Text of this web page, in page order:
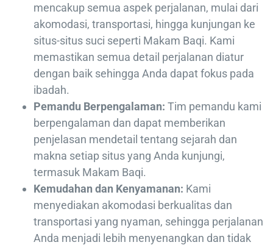
mencakup semua aspek perjalanan, mulai dari
akomodasi, transportasi, hingga kunjungan ke
situs-situs suci seperti Makam Baqi. Kami
memastikan semua detail perjalanan diatur
dengan baik sehingga Anda dapat fokus pada
ibadah.
Pemandu Berpengalaman: Tim pemandu kami
berpengalaman dan dapat memberikan
penjelasan mendetail tentang sejarah dan
makna setiap situs yang Anda kunjungi,
termasuk Makam Baqi.
Kemudahan dan Kenyamanan: Kami
menyediakan akomodasi berkualitas dan
transportasi yang nyaman, sehingga perjalanan
Anda menjadi lebih menyenangkan dan tidak